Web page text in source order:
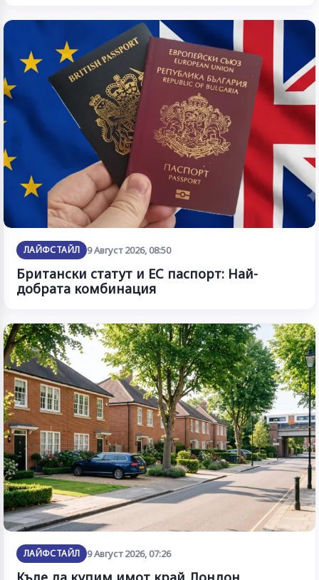
ЛАЙФСТАЙЛ 9 Август 2026, 08:50
Британски статут и ЕС паспорт: Най-
добрата комбинация
ЛАЙФСТАЙЛ 9 Август 2026, 07:26